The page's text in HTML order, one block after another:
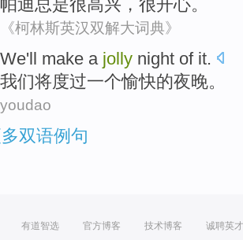
帕迪总是很高兴 ， 很开心。
《柯林斯英汉双解大词典》
We'll make a jolly night ofit.
我们将度过一个愉快的夜晚。
youdao
双语例句
有道智选 官方博客 技术博客 诚聘英才